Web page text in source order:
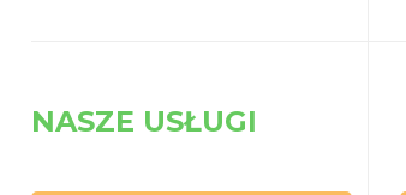
NASZE USŁUGI